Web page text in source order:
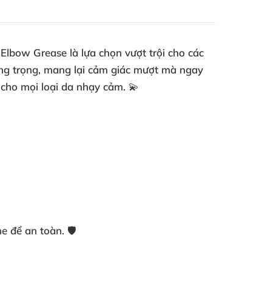
Grease là lựa chọn vượt trội cho các
trọng, mang lại cảm giác mượt mà ngay
mọi loại da nhạy cảm. 💫
để an toàn. 🛡️